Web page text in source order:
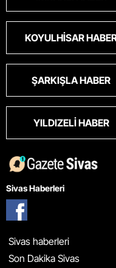
KOYULHISAR
ŞARKIŞLA HABER
YILDIZELI HABER
Sivas Haberleri
Sivas haberleri
Son Dakika Sivas